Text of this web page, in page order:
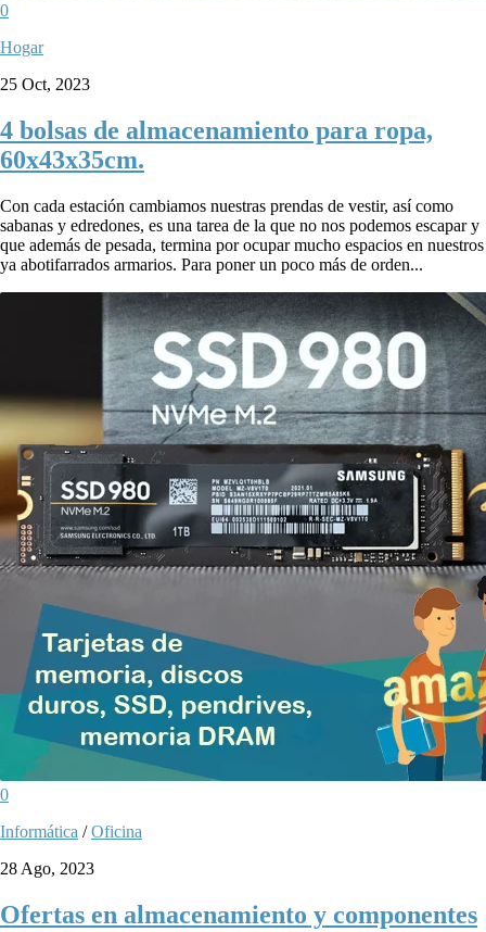
0
Hogar
25 Oct, 2023
4 bolsas de almacenamiento para ropa,
60x43x35cm.
Con cada estación cambiamos nuestras prendas de vestir, así como
sabanas y edredones, es una tarea de la que no nos podemos escapar y
que además de pesada, termina por ocupar mucho espacios en nuestros
ya abotifarrados armarios. Para poner un poco más de orden...
0
Informática /Oficina
28 Ago, 2023
Ofertas en almacenamiento y componentes